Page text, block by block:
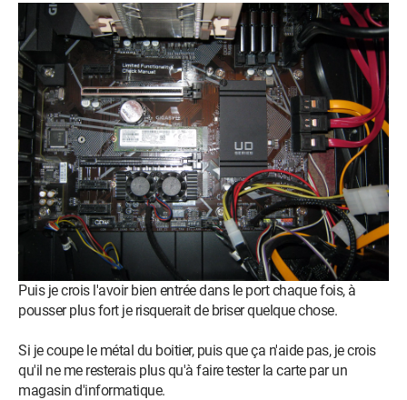
Puis je crois l'avoir bien entrée dans le port chaque fois, à
pousser plus fort je risquerait de briser quelque chose.
Si je coupe le métal du boitier, puis que ça n'aide pas, je crois
qu'il ne me resterais plus qu'à faire tester la carte par un
magasin d'informatique.